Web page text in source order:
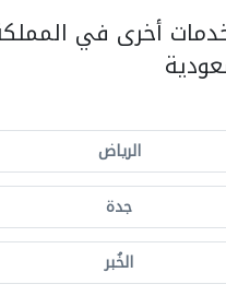
أخرى في
الرياض
جدة
الخُبر